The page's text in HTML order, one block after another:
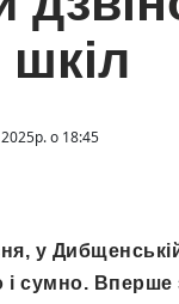
шкіл
о 18:45
у
і сумно. Вперше